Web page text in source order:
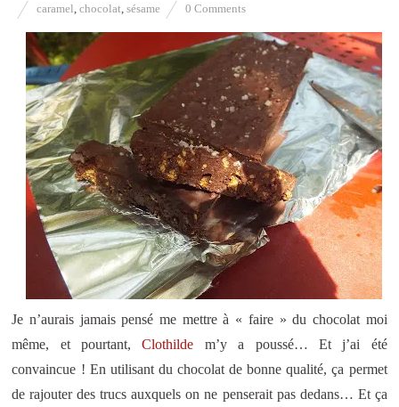
caramel ,chocolat ,sésame 0 Comments
Je n’aurais jamais pensé me mettre à « faire » du chocolat moi
même, et pourtant,Clothilde m’y a poussé… Et j’ai été
convaincue ! En utilisant du chocolat de bonne qualité, ça permet
de rajouter des trucs auxquels on ne penserait pas dedans… Et ça